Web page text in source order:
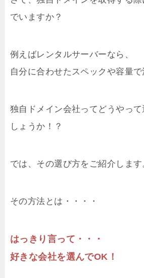
でいますか？
例えばレンタルサーバーなら、
自分に合わせたスペックや容量で
独自ドメイン会社ってどうやっ
しょうか！？
では、その選び方をご紹介します
その方法とは・・・・
はっきり言って・・・
好きな会社を選んでOK！